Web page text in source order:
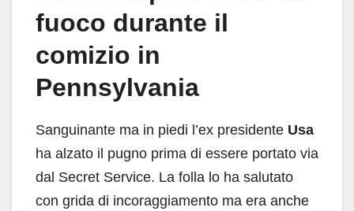
fuoco durante il
comizio in
Pennsylvania
Sanguinante ma in piedi l’ex presidente Usa
ha alzato il pugno prima di essere portato via
dal Secret Service. La folla lo ha salutato
con grida di incoraggiamento ma era anche